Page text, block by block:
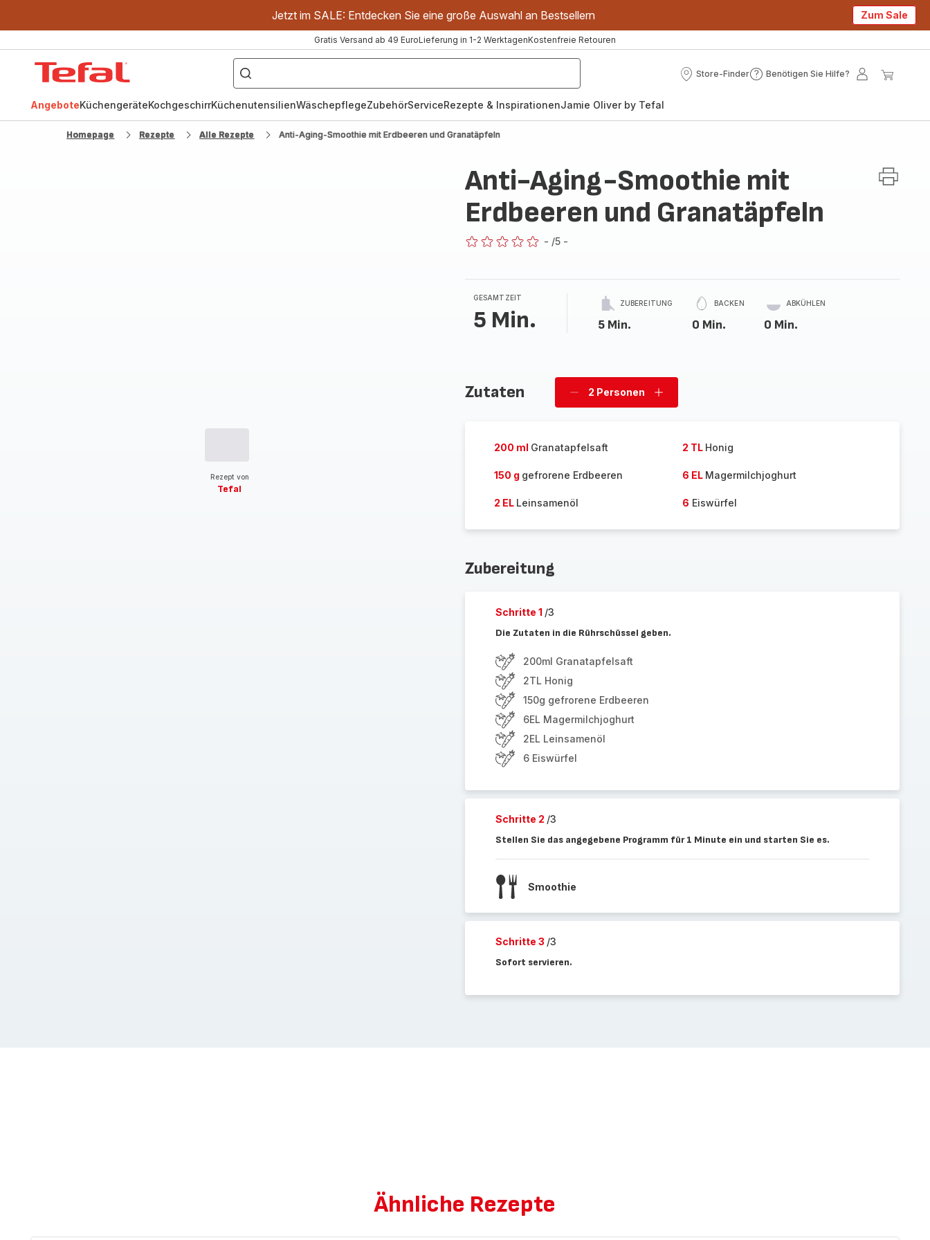
Jetzt im SALE: Entdecken Sie eine große Auswahl an Bestsellern Zum Sale
Gratis Versand ab 49 EuroLieferung in 1-2 WerktagenKostenfreie Retouren
["OptiGrill","Easy
Fry","Pfanne"]
Store-Finder
Store-
Benötigen Sie Hilfe?
Benötigen
Mein
AngeboteKüchengeräteKochgeschirrKüchenutensilienWäschepflegeZubehörServiceRezepte & InspirationenJamie Oliver by Tefal
Homepage Rezepte Alle Rezepte Anti-Aging-Smoothie mit Erdbeeren und Granatäpfeln
Rezept von
Tefal
Anti-Aging-Smoothie mit
Erdbeeren und Granatäpfeln
- /5 -
GESAMTZEIT
5 Min.
ZUBEREITUNG
5 Min.
BACKEN
0 Min.
ABKÜHLEN
0 Min.
Zutaten
Personen
2 Personen
Personen
200 ml Granatapfelsaft 2 TL Honig
150 g gefrorene Erdbeeren 6 EL Magermilchjoghurt
2 EL Leinsamenöl 6 Eiswürfel
Zubereitung
Schritte 1 /3
Die Zutaten in die Rührschüssel geben.
200ml Granatapfelsaft
2TL Honig
150g gefrorene Erdbeeren
6EL Magermilchjoghurt
2EL Leinsamenöl
6 Eiswürfel
Schritte 2 /3
Stellen Sie das angegebene Programm für 1 Minute ein und starten Sie es.
Smoothie
Schritte 3 /3
Sofort servieren.
Ähnliche Rezepte